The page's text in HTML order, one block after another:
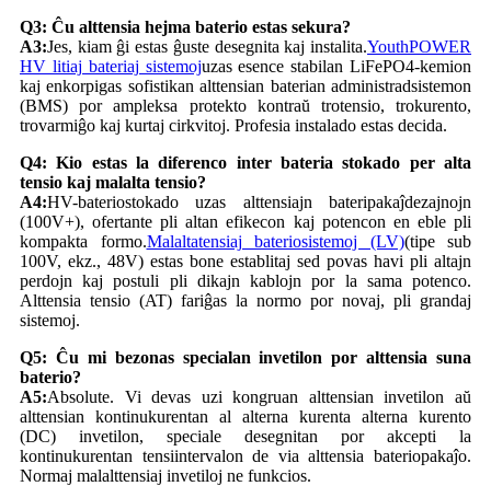
Q3: Ĉu alttensia hejma baterio estas sekura?
A3:Jes, kiam ĝi estas ĝuste desegnita kaj instalita.YouthPOWER
HV litiaj bateriaj sistemojuzas esence stabilan LiFePO4-kemion
kaj enkorpigas sofistikan alttensian baterian administradsistemon
(BMS) por ampleksa protekto kontraŭ trotensio, trokurento,
trovarmiĝo kaj kurtaj cirkvitoj. Profesia instalado estas decida.
Q4: Kio estas la diferenco inter bateria stokado per alta
tensio kaj malalta tensio?
A4:HV-bateriostokado uzas alttensiajn bateripakaĵdezajnojn
(100V+), ofertante pli altan efikecon kaj potencon en eble pli
kompakta formo.Malaltatensiaj bateriosistemoj (LV)(tipe sub
100V, ekz., 48V) estas bone establitaj sed povas havi pli altajn
perdojn kaj postuli pli dikajn kablojn por la sama potenco.
Alttensia tensio (AT) fariĝas la normo por novaj, pli grandaj
sistemoj.
Q5: Ĉu mi bezonas specialan invetilon por alttensia suna
baterio?
A5:Absolute. Vi devas uzi kongruan alttensian invetilon aŭ
alttensian kontinukurentan al alterna kurenta alterna kurento
(DC) invetilon, speciale desegnitan por akcepti la
kontinukurentan tensiintervalon de via alttensia bateriopakaĵo.
Normaj malalttensiaj invetiloj ne funkcios.